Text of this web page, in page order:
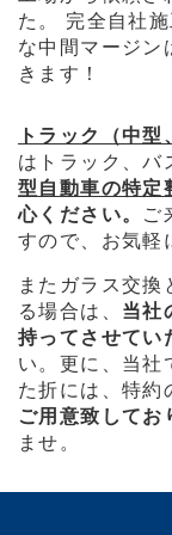
た。 完全自社
な中間マージン
きます！
トラック（中
はトラック、バ
型自動車の特定
心ください。 ご
すので、お気軽
またガラス交
る場合は、 当社
持ってさせてい
い。更に、当社
た折には、特約
ご用意致してお
ませ。